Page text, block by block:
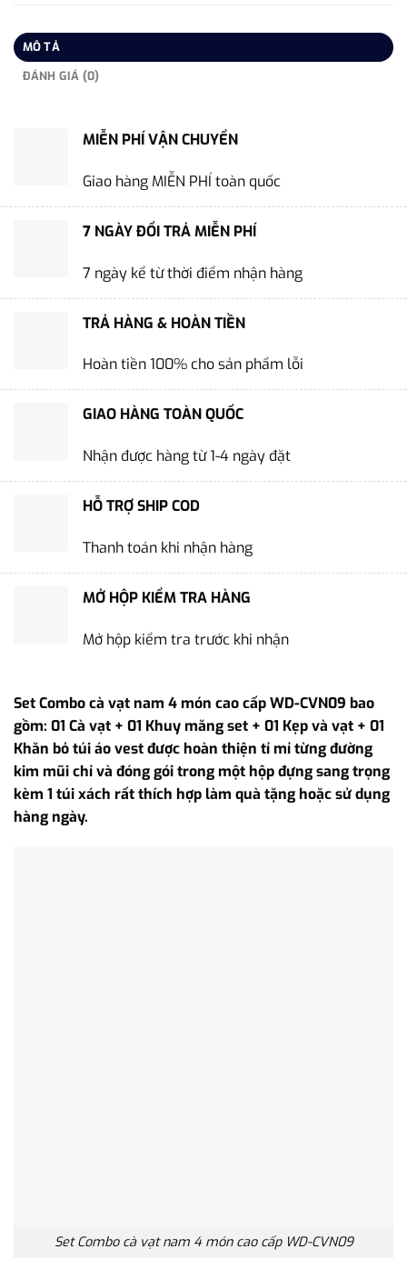
MÔ TẢ
ĐÁNH GIÁ (0)
MIỄN PHÍ VẬN CHUYỂN
Giao hàng MIỄN PHÍ toàn quốc
7 NGÀY ĐỔI TRẢ MIỄN PHÍ
7 ngày kể từ thời điểm nhận hàng
TRẢ HÀNG & HOÀN TIỀN
Hoàn tiền 100% cho sản phẩm lỗi
GIAO HÀNG TOÀN QUỐC
Nhận được hàng từ 1-4 ngày đặt
HỖ TRỢ SHIP COD
Thanh toán khi nhận hàng
MỞ HỘP KIỂM TRA HÀNG
Mở hộp kiểm tra trước khi nhận
Set Combo cà vạt nam 4 món cao cấp WD-CVN09 bao
gồm: 01 Cà vạt + 01 Khuy măng set + 01 Kẹp và vạt + 01
Khăn bỏ túi áo vest được hoàn thiện tỉ mỉ từng đường
kim mũi chỉ và đóng gói trong một hộp đựng sang trọng
kèm 1 túi xách rất thích hợp làm quà tặng hoặc sử dụng
hàng ngày.
Set Combo cà vạt nam 4 món cao cấp WD-CVN09